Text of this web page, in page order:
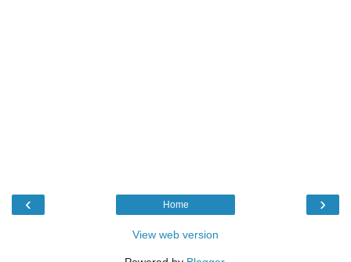
‹ ›
Home
View web version